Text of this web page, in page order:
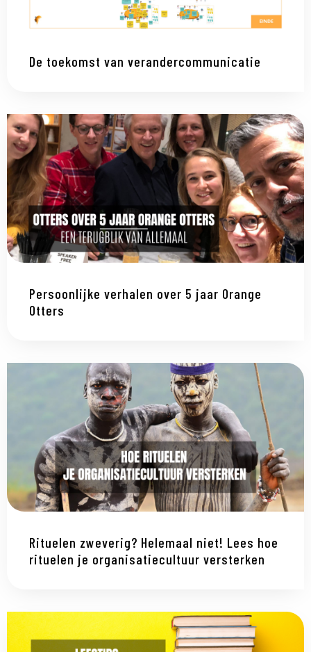
De toekomst van verandercommunicatie
Persoonlijke verhalen over 5 jaar Orange
Otters
Rituelen zweverig? Helemaal niet! Lees hoe
rituelen je organisatiecultuur versterken